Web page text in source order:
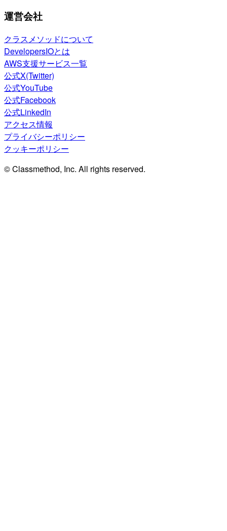
運営会社
クラスメソッドについて
DevelopersIOとは
AWS支援サービス一覧
公式X(Twitter)
公式YouTube
公式Facebook
公式LinkedIn
アクセス情報
プライバシーポリシー
クッキーポリシー
© Classmethod, Inc. All rights reserved.